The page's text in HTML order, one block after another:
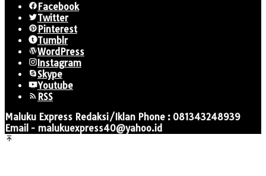
Facebook
Twitter
Pinterest
Tumblr
WordPress
Instagram
Skype
Youtube
RSS
Maluku Express Redaksi/Iklan Phone : 081343248939
Email - malukuexpress40@yahoo.id